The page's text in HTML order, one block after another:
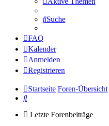
Suche
FAQ
Kalender
Anmelden
Registrieren
Startseite Foren-Übersicht
Suche
Letzte Forenbeiträge